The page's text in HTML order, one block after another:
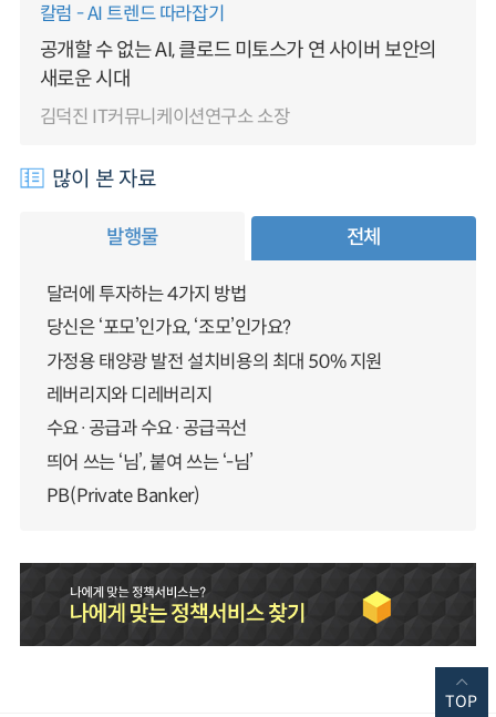
칼럼 - AI 트렌드 따라잡기
공개할 수 없는 AI, 클로드 미토스가 연 사이버 보안의
새로운 시대
김덕진 IT커뮤니케이션연구소 소장
많이 본 자료
발행물 전체
달러에 투자하는 4가지 방법
당신은 ‘포모’인가요, ‘조모’인가요?
가정용 태양광 발전 설치비용의 최대 50% 지원
레버리지와 디레버리지
수요·공급과 수요·공급곡선
띄어 쓰는 ‘님’, 붙여 쓰는 ‘-님’
PB(Private Banker)
TOP